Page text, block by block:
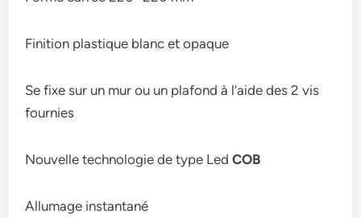
Finition plastique blanc et opaque
Se fixe sur un mur ou un plafond à l’aide des 2 vis
fournies
Nouvelle technologie de type LedCOB
Allumage instantané